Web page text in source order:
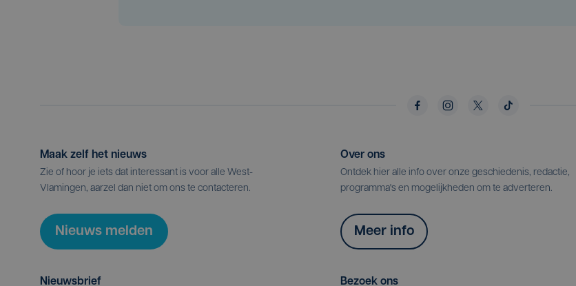
Maak zelf het nieuws
Zie of hoor je iets dat interessant is voor alle West-
Vlamingen, aarzel dan niet om ons te contacteren.
Nieuws melden
Over ons
Ontdek hier alle info over onze geschiedenis, redactie,
programma's en mogelijkheden om te adverteren.
Meer info
Nieuwsbrief Bezoek ons